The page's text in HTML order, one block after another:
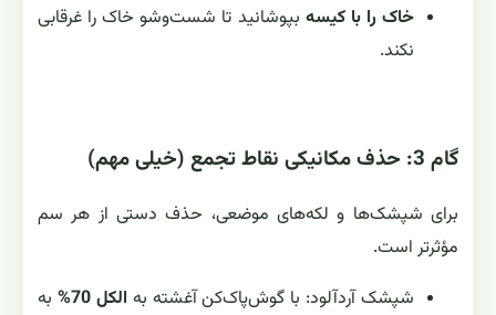
خاک را با کیسه بپوشانید تا شست‌وشو خاک را غرقابی
نکند.
گام 3: حذف مکانیکی نقاط تجمع (خیلی مهم)
برای شپشک‌ها و لکه‌های موضعی، حذف دستی از هر سم
مؤثرتر است.
شپشک آردآلود: با گوش‌پاک‌کن آغشته به الکل 70%
به